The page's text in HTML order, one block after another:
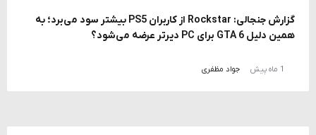
گزارش جنجالی: Rockstar از کاربران PS5 بیشتر سود می‌برد؛ به
همین دلیل GTA 6 برای PC دیرتر عرضه می‌شود؟
1 ماه پیش جواد مظفری